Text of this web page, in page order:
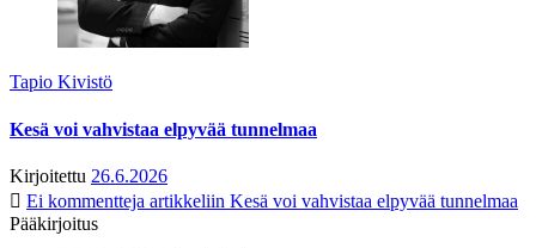
Tapio Kivistö
Kesä voi vahvistaa elpyvää tunnelmaa
Kirjoitettu 26.6.2026
Ei kommentteja artikkeliin Kesä voi vahvistaa elpyvää tunnelmaa
Pääkirjoitus